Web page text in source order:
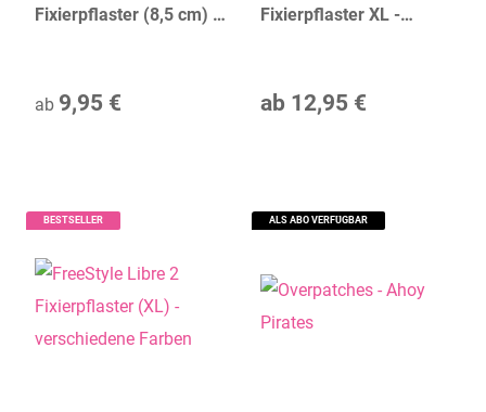
Fixierpflaster (8,5 cm) -
ab 9,95 €
Fixierpflaster XL -
ab 12,95 €
BESTSELLER ALS ABO VERFÜGBAR